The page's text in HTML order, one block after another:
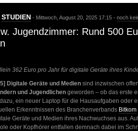
STUDIEN - Mittwoch, August 20, 2025 17:15 - noch
Jugendzimmer: Rund 500
362 Euro pro Jahr für digitale Geräte ihres
Digitale Geräte und Medien sind inzwischen
und Jugendlichen geworden – ob das erste
ein neuer Laptop für die Hausaufgaben oder
Erkenntnissen des Branchenverbands Bitkom
Geräte und Medien ihres Nachwuchses aus.
oder Kopfhörer entfallen demnach dabei im